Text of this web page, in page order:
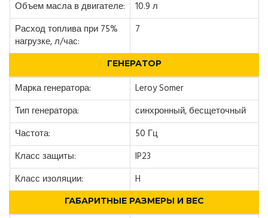
Объем масла в двигателе:
10.9 л
Расход топлива при 75%
нагрузке, л/час:
7
ГЕНЕРАТОР
Марка генератора:
Leroy Somer
Тип генератора:
синхронный, бесщеточный
Частота:
50 Гц
Класс защиты:
IP23
Класс изоляции:
H
ГАБАРИТНЫЕ РАЗМЕРЫ И ВЕС